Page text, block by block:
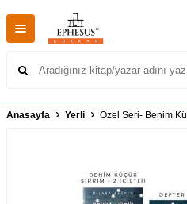
Anasayfa Yerli Özel Seri- Benim